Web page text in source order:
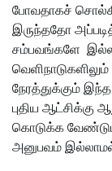
போவதாகச்
இருந்ததோ
சம்பவங்களே
நேரத்துக்கும்
புதிய ஆட்சிக்கு
கொடுக்க
அனுபவம்